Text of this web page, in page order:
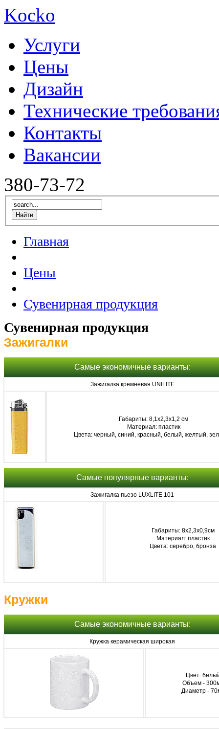
Kocko
Услуги
Цены
Дизайн
Технические
Контакты
Вакансии
380-73-72
Главная
Цены
Сувенирная продукция
Сувенирная продукция
Зажигалки
Самые экономичные варианты:
Зажигалка кремневая UNILITE
Габариты: 8,1х2,3х1,2 см
Материал: пластик
Цвета: черный, синий, красный, белый, желтый,
Самые популярные варианты:
Зажигалка пьезо LUXLITE 101
Габариты: 8х2,3х0,9см
Материал: пластик
Цвета: серебро, бронза
Кружки
Самые экономичные варианты:
Кружка керамическая широкая
Цвет:
Объем -
Диаметр -